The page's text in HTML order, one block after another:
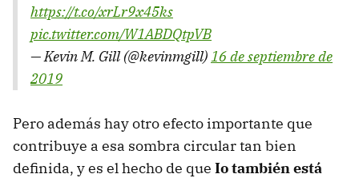
https://t.co/xrLr9x45ks
pic.twitter.com/W1ABDQtpVB
— Kevin M. Gill (@kevinmgill)16 de septiembre de
2019
Pero además hay otro efecto importante que
contribuye a esa sombra circular tan bien
definida, y es el hecho de que Io también está